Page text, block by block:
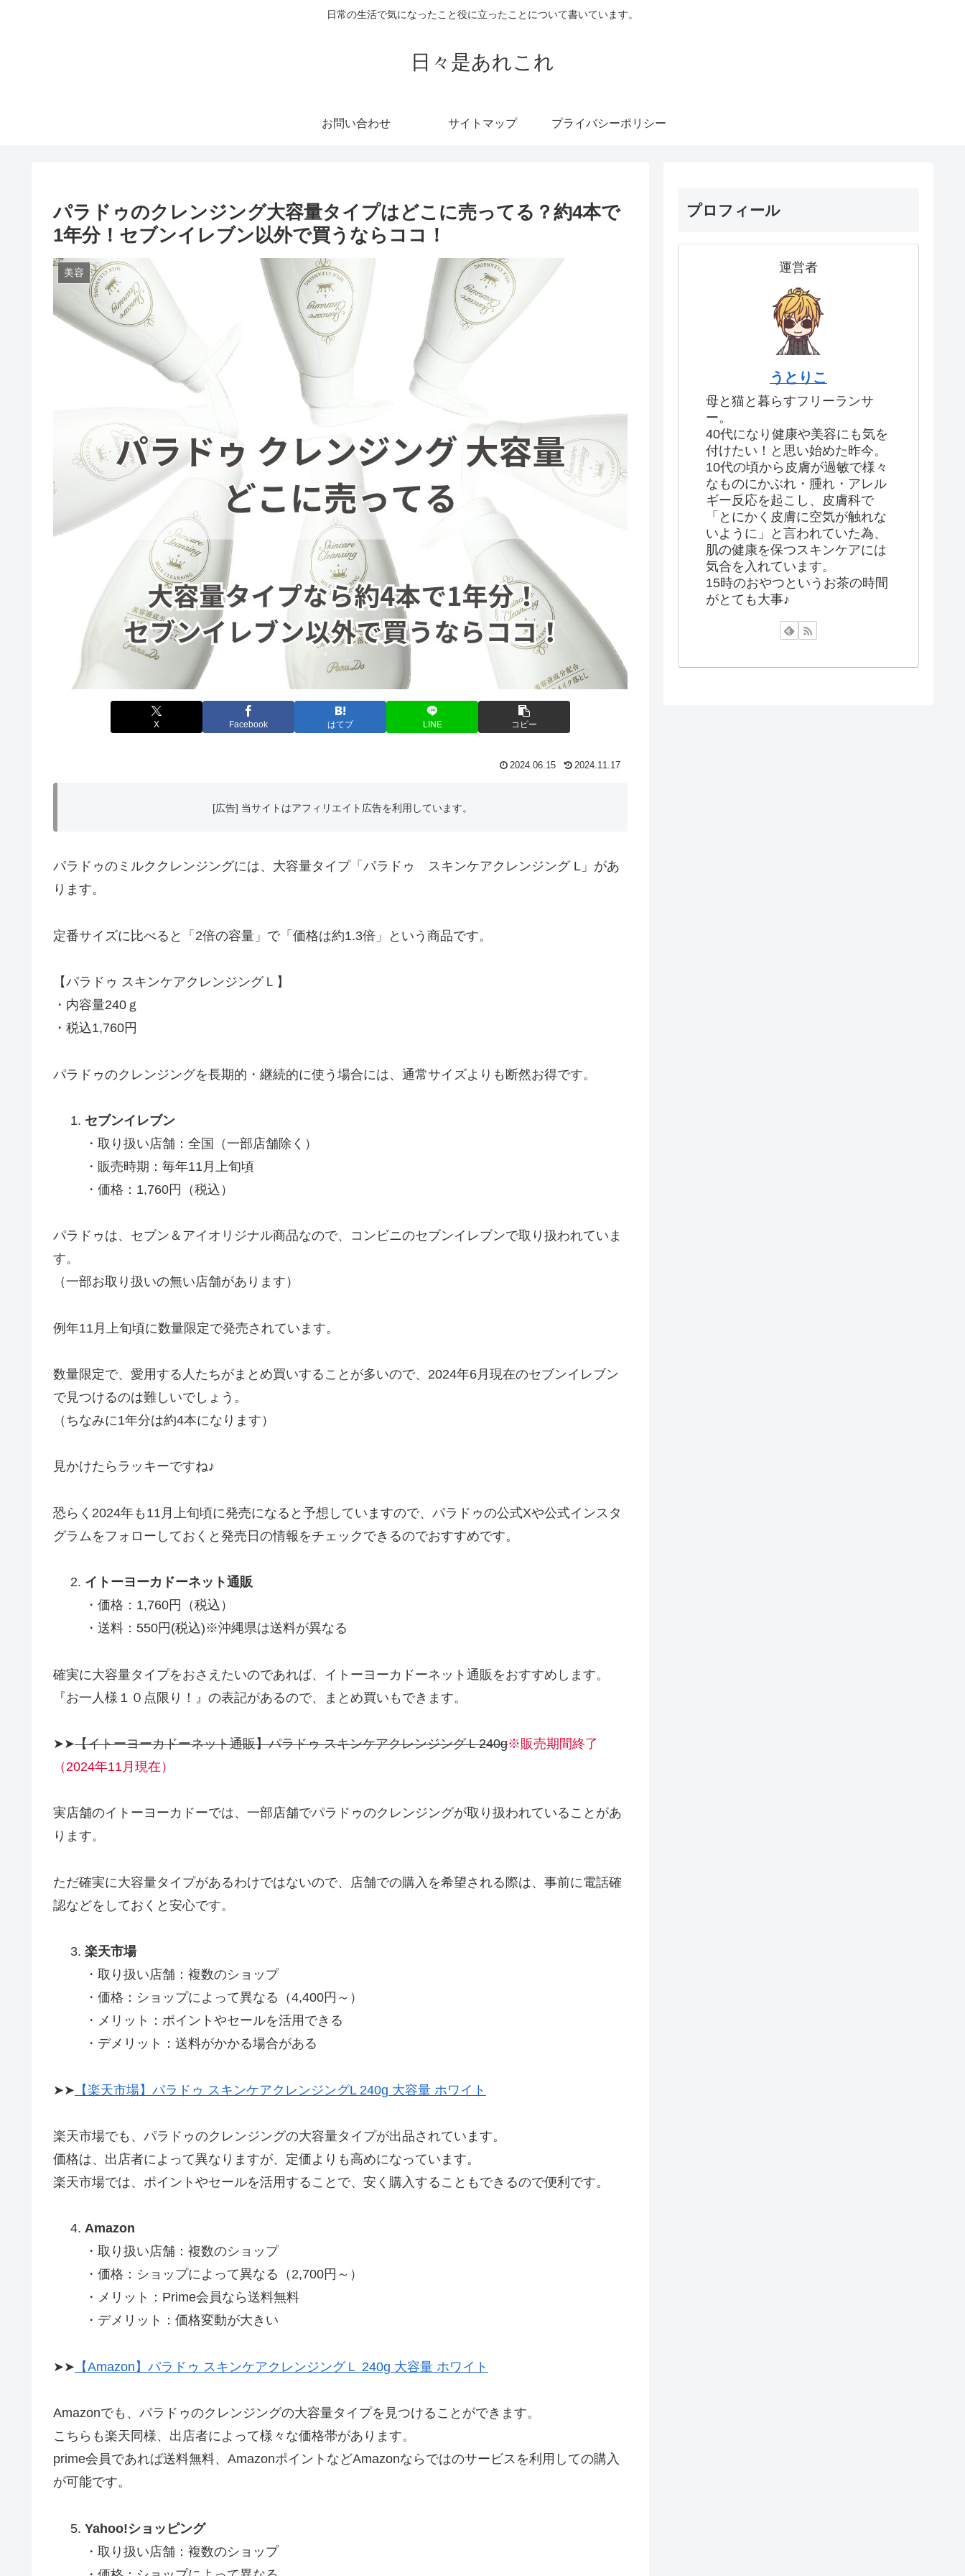
日常の生活で気になったこと役に立ったことについて書いています。
日々是あれこれ
お問い合わせ サイトマップ プライバシーポリシー
パラドゥのクレンジング大容量タイプはどこに売ってる？約4本で
1年分！セブンイレブン以外で買うならココ！
美容
X Facebook はてブ LINE コピー
2024.06.15 2024.11.17
[広告] 当サイトはアフィリエイト広告を利用しています。
パラドゥのミルククレンジングには、大容量タイプ「パラドゥ スキンケアクレンジング L」があ
ります。
定番サイズに比べると「2倍の容量」で「価格は約1.3倍」という商品です。
【パラドゥ スキンケアクレンジングＬ】
・内容量240ｇ
・税込1,760円
パラドゥのクレンジングを長期的・継続的に使う場合には、通常サイズよりも断然お得です。
セブンイレブン
・取り扱い店舗：全国（一部店舗除く）
・販売時期：毎年11月上旬頃
・価格：1,760円（税込）
パラドゥは、セブン＆アイオリジナル商品なので、コンビニのセブンイレブンで取り扱われていま
す。
（一部お取り扱いの無い店舗があります）
例年11月上旬頃に数量限定で発売されています。
数量限定で、愛用する人たちがまとめ買いすることが多いので、2024年6月現在のセブンイレブン
で見つけるのは難しいでしょう。
（ちなみに1年分は約4本になります）
見かけたらラッキーですね♪
恐らく2024年も11月上旬頃に発売になると予想していますので、パラドゥの公式Xや公式インスタ
グラムをフォローしておくと発売日の情報をチェックできるのでおすすめです。
イトーヨーカドーネット通販
・価格：1,760円（税込）
・送料：550円(税込)※沖縄県は送料が異なる
確実に大容量タイプをおさえたいのであれば、イトーヨーカドーネット通販をおすすめします。
『お一人様１０点限り！』の表記があるので、まとめ買いもできます。
➤➤【イトーヨーカドーネット通販】パラドゥ スキンケアクレンジングＬ240g※販売期間終了
（2024年11月現在）
実店舗のイトーヨーカドーでは、一部店舗でパラドゥのクレンジングが取り扱われていることがあ
ります。
ただ確実に大容量タイプがあるわけではないので、店舗での購入を希望される際は、事前に電話確
認などをしておくと安心です。
楽天市場
・取り扱い店舗：複数のショップ
・価格：ショップによって異なる（4,400円～）
・メリット：ポイントやセールを活用できる
・デメリット：送料がかかる場合がある
➤➤ 【楽天市場】パラドゥ スキンケアクレンジングL 240g 大容量 ホワイト
楽天市場でも、パラドゥのクレンジングの大容量タイプが出品されています。
価格は、出店者によって異なりますが、定価よりも高めになっています。
楽天市場では、ポイントやセールを活用することで、安く購入することもできるので便利です。
Amazon
・取り扱い店舗：複数のショップ
・価格：ショップによって異なる（2,700円～）
・メリット：Prime会員なら送料無料
・デメリット：価格変動が大きい
➤➤ 【Amazon】パラドゥ スキンケアクレンジングＬ 240g 大容量 ホワイト
Amazonでも、パラドゥのクレンジングの大容量タイプを見つけることができます。
こちらも楽天同様、出店者によって様々な価格帯があります。
prime会員であれば送料無料、AmazonポイントなどAmazonならではのサービスを利用しての購入
が可能です。
Yahoo!ショッピング
・取り扱い店舗：複数のショップ
プロフィール
運営者
うとりこ
母と猫と暮らすフリーランサ
ー。
40代になり健康や美容にも気を
付けたい！と思い始めた昨今。
10代の頃から皮膚が過敏で様々
なものにかぶれ・腫れ・アレル
ギー反応を起こし、皮膚科で
「とにかく皮膚に空気が触れな
いように」と言われていた為、
肌の健康を保つスキンケアには
気合を入れています。
15時のおやつというお茶の時間
がとても大事♪